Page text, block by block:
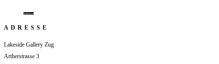
Weiterlesen
ADRESSE
Lakeside Gallery Zug
Artherstrasse 3